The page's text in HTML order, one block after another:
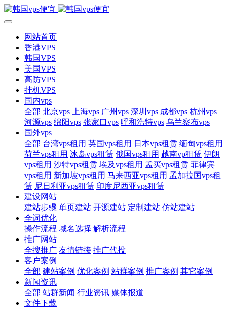
网站首页
香港VPS
韩国VPS
美国VPS
高防VPS
挂机VPS
国内vps
全部 北京vps 上海vps 广州vps 深圳vps 成都vps 杭州vps
河源vps 绵阳vps 张家口vps 呼和浩特vps 乌兰察布vps
国外vps
全部 台湾vps租用 英国vps租用 日本vps租赁 缅甸vps租用
荷兰vps租用 冰岛vps租赁 俄国vps租用 越南vp租赁 伊朗
vps租用 沙特vps租赁 埃及vps租用 孟买vps租赁 菲律宾
vps租用 新加坡vps租用 马来西亚vps租用 孟加拉国vps租
赁 尼日利亚vps租赁 印度尼西亚vps租赁
建设网站
建站步骤 单页建站 开源建站 定制建站 仿站建站
全词优化
操作流程 域名选择 解析流程
推广网站
全搜推广 友情链接 推广代投
客户案例
全部 建站案例 优化案例 站群案例 推广案例 其它案例
新闻资讯
全部 站群新闻 行业资讯 媒体报道
文件下载